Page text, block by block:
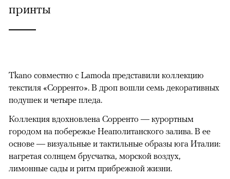
принты
Tkano совместно с Lamoda представили коллекцию
текстиля «Сорренто». В дроп вошли семь декоративных
подушек и четыре пледа.
Коллекция вдохновлена Сорренто — курортным
городом на побережье Неаполитанского залива. В ее
основе — визуальные и тактильные образы юга Италии:
нагретая солнцем брусчатка, морской воздух,
лимонные сады и ритм прибрежной жизни.